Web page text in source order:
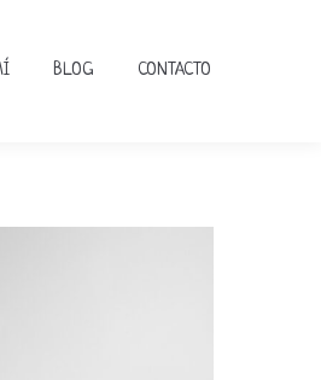
BLOG CONTACTO